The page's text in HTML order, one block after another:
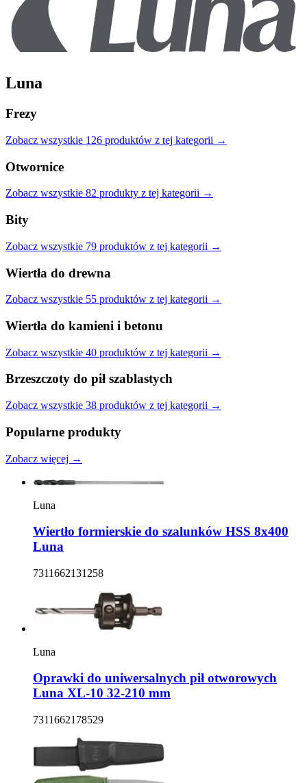
Luna
Frezy
Zobacz wszystkie 126 produktów z tej kategorii →
Otwornice
Zobacz wszystkie 82 produkty z tej kategorii →
Bity
Zobacz wszystkie 79 produktów z tej kategorii →
Wiertła do drewna
Zobacz wszystkie 55 produktów z tej kategorii →
Wiertła do kamieni i betonu
Zobacz wszystkie 40 produktów z tej kategorii →
Brzeszczoty do pił szablastych
Zobacz wszystkie 38 produktów z tej kategorii →
Popularne produkty
Zobacz więcej →
Luna
Wiertło formierskie do szalunków HSS 8x400
Luna
7311662131258
Luna
Oprawki do uniwersalnych pił otworowych
Luna XL-10 32-210 mm
7311662178529